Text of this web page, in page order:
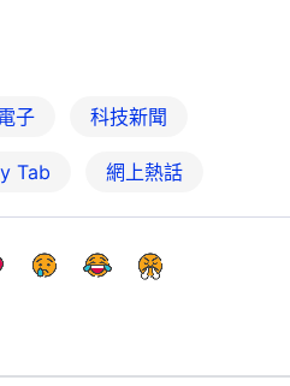
子 科技新聞
Tab 網上熱話